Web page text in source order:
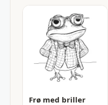
Frø med briller